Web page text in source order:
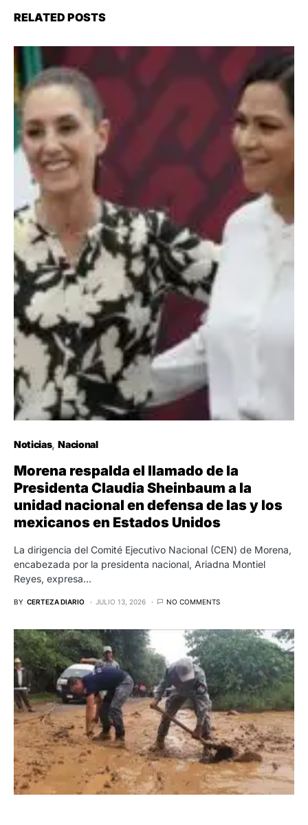
RELATED POSTS
Noticias Nacional
Morena respalda el llamado de la
Presidenta Claudia Sheinbaum a la
unidad nacional en defensa de las y los
mexicanos en Estados Unidos
La dirigencia del Comité Ejecutivo Nacional (CEN) de Morena,
encabezada por la presidenta nacional, Ariadna Montiel
Reyes, expresa…
BY CERTEZA DIARIO JULIO 13, 2026 NO COMMENTS